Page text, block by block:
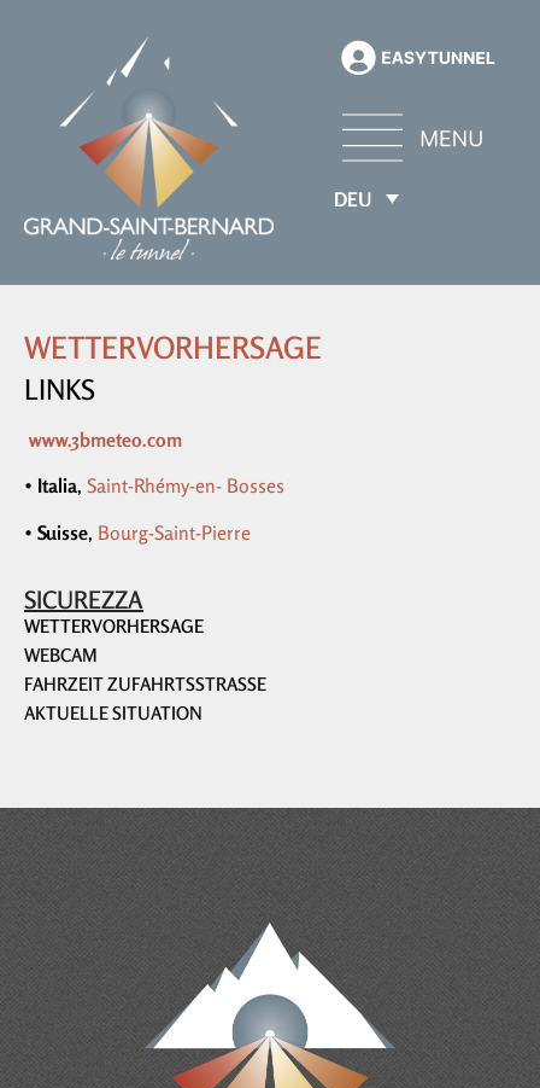
DEU
SICUREZZA
WETTERVORHERSAGE
WEBCAM
FAHRZEIT ZUFAHRTSSTRASSE
AKTUELLE SITUATION
WETTERVORHERSAGE
LINKS
www.3bmeteo.com
• Italia, Saint-Rhémy-en- Bosses
• Suisse, Bourg-Saint-Pierre